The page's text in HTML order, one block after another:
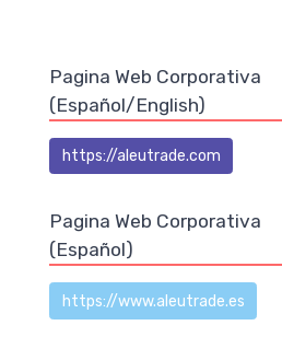
Pagina Web Corporativa
(Español/English)
https://aleutrade.com
Pagina Web Corporativa
(Español)
https://www.aleutrade.es